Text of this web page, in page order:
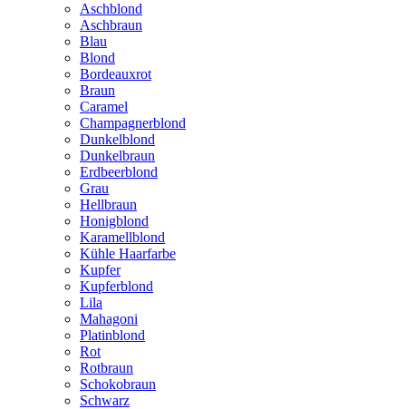
Aschblond
Aschbraun
Blau
Blond
Bordeauxrot
Braun
Caramel
Champagnerblond
Dunkelblond
Dunkelbraun
Erdbeerblond
Grau
Hellbraun
Honigblond
Karamellblond
Kühle Haarfarbe
Kupfer
Kupferblond
Lila
Mahagoni
Platinblond
Rot
Rotbraun
Schokobraun
Schwarz